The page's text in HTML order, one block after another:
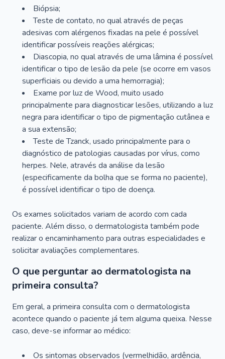
Biópsia;
Teste de contato, no qual através de peças
adesivas com alérgenos fixadas na pele é possível
identificar possíveis reações alérgicas;
Diascopia, no qual através de uma lâmina é possível
identificar o tipo de lesão da pele (se ocorre em vasos
superficiais ou devido a uma hemorragia);
Exame por luz de Wood, muito usado
principalmente para diagnosticar lesões, utilizando a luz
negra para identificar o tipo de pigmentação cutânea e
a sua extensão;
Teste de Tzanck, usado principalmente para o
diagnóstico de patologias causadas por vírus, como
herpes. Nele, através da análise da lesão
(especificamente da bolha que se forma no paciente),
é possível identificar o tipo de doença.
Os exames solicitados variam de acordo com cada
paciente. Além disso, o dermatologista também pode
realizar o encaminhamento para outras especialidades e
solicitar avaliações complementares.
O que perguntar ao dermatologista na
primeira consulta?
Em geral, a primeira consulta com o dermatologista
acontece quando o paciente já tem alguma queixa. Nesse
caso, deve-se informar ao médico:
Os sintomas observados (vermelhidão, ardência,